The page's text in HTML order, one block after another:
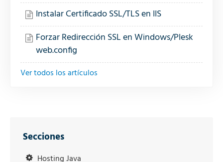
Instalar Certificado SSL/TLS en IIS
Forzar Redirección SSL en Windows/Plesk
web.config
Ver todos los artículos
Secciones
Hosting Java